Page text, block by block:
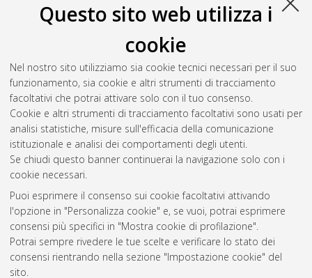
Questo sito web utilizza i
cookie
Nel nostro sito utilizziamo sia cookie tecnici necessari per il suo
funzionamento, sia cookie e altri strumenti di tracciamento
facoltativi che potrai attivare solo con il tuo consenso.
Cookie e altri strumenti di tracciamento facoltativi sono usati per
analisi statistiche, misure sull'efficacia della comunicazione
istituzionale e analisi dei comportamenti degli utenti.
Se chiudi questo banner continuerai la navigazione solo con i
cookie necessari.
Puoi esprimere il consenso sui cookie facoltativi attivando
l'opzione in "Personalizza cookie" e, se vuoi, potrai esprimere
consensi più specifici in "Mostra cookie di profilazione".
Potrai sempre rivedere le tue scelte e verificare lo stato dei
consensi rientrando nella sezione "Impostazione cookie" del
sito.
Salva citazione
Condividi
Il full-text non è disponibile per scelta dell'autore. (
Abstract
Altri metadati
Gestione del documento:
Atom
Rss 1.0
Rss 2.0